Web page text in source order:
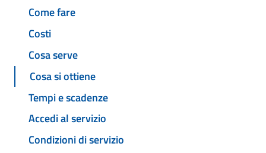
Come fare
Costi
Cosa serve
Cosa si ottiene
Tempi e scadenze
Accedi al servizio
Condizioni di servizio